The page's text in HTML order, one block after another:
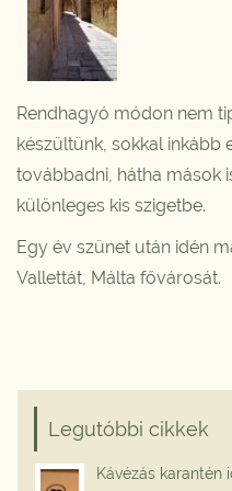
Rendhagyó módon nem
készültünk, sokkal inkább
továbbadni, hátha mások
különleges kis szigetbe.
Egy év szünet után idén
Vallettát, Málta fővárosát.
Legutóbbi cikkek
Kávézás karantén